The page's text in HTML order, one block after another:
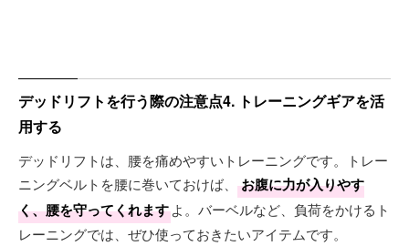
デッドリフトを行う際の注意点4. トレーニングギアを活
用する
デッドリフトは、腰を痛めやすいトレーニングです。トレー
ニングベルトを腰に巻いておけば、
お腹に力が入りやす
く、腰を守ってくれますよ。バーベルなど、負荷をかけるト
レーニングでは、ぜひ使っておきたいアイテムです。